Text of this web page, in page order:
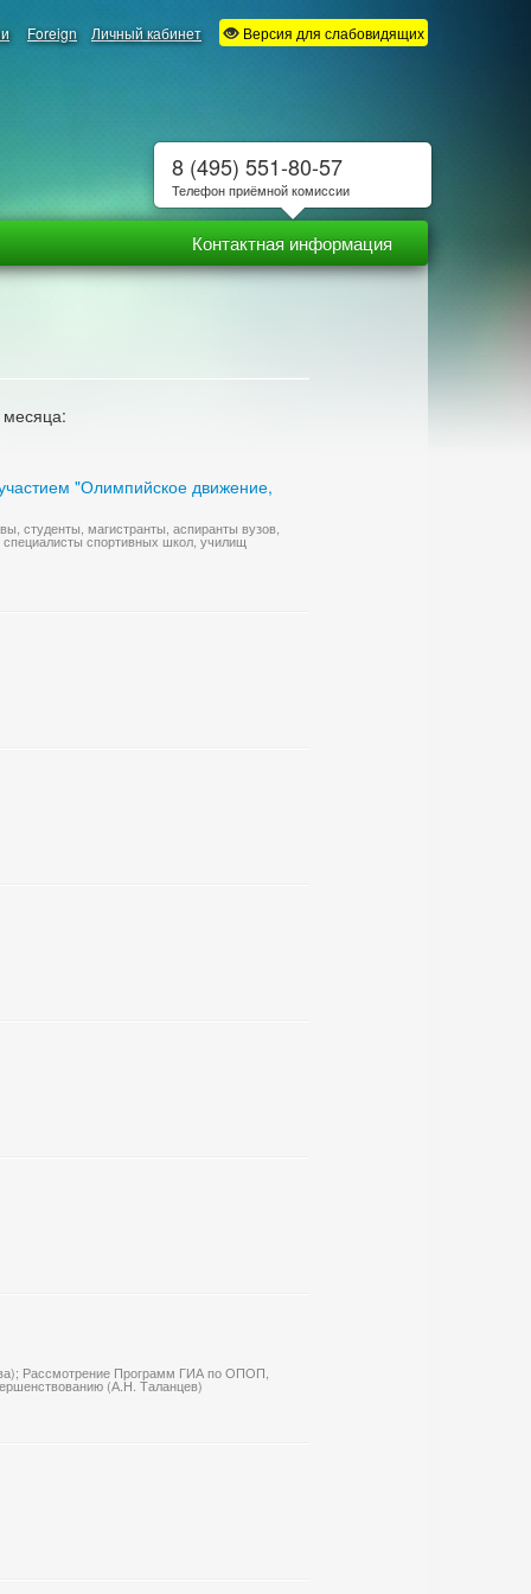
Foreign Личный кабинет Версия для слабовидящих
Контактная информация
"Олимпийское движение,
студенты, магистранты, аспиранты вузов,
специалисты спортивных школ, училищ
Рассмотрение Программ ГИА по ОПОП,
(А.Н. Таланцев)
8 (495) 551-80-57
Телефон приёмной комиссии